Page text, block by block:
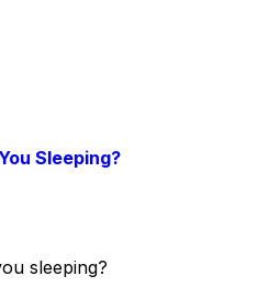
Sleeping?
sleeping?